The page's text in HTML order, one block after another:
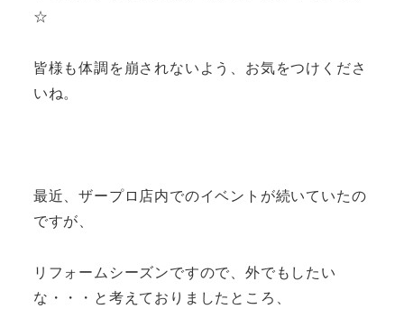
☆
皆様も体調を崩されないよう、お気をつけくださ
いね。
最近、ザープロ店内でのイベントが続いていたの
ですが、
リフォームシーズンですので、外でもしたい
な・・・と考えておりましたところ、